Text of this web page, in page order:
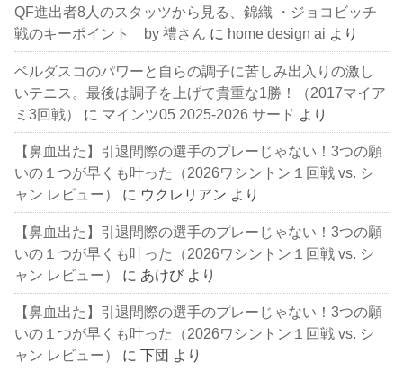
QF進出者8人のスタッツから見る、錦織 ・ジョコビッチ
戦のキーポイント by 禮さん に home design ai より
ベルダスコのパワーと自らの調子に苦しみ出入りの激し
いテニス。最後は調子を上げて貴重な1勝！（2017マイア
ミ3回戦）
に マインツ05 2025-2026 サード より
【鼻血出た】引退間際の選手のプレーじゃない！3つの願
いの１つが早くも叶った（2026ワシントン１回戦 vs. シ
ャン レビュー）
に ウクレリアン より
【鼻血出た】引退間際の選手のプレーじゃない！3つの願
いの１つが早くも叶った（2026ワシントン１回戦 vs. シ
ャン レビュー）
に あけび より
【鼻血出た】引退間際の選手のプレーじゃない！3つの願
いの１つが早くも叶った（2026ワシントン１回戦 vs. シ
ャン レビュー）
に下団 より